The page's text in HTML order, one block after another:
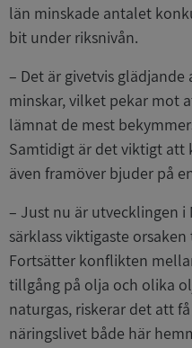
län minskade antalet
bit under riksnivån.
– Det är givetvis
minskar, vilket pekar mot
lämnat de mest
Samtidigt är det viktigt att
även framöver bjuder på
– Just nu är utvecklingen
särklass viktigaste
Fortsätter konflikten
tillgång på olja och olika
naturgas, riskerar det att
näringslivet både här